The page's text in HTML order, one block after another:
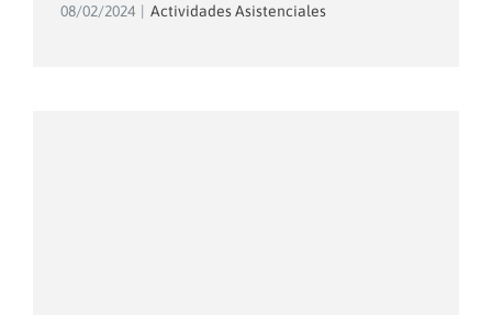
08/02/2024 Actividades Asistenciales